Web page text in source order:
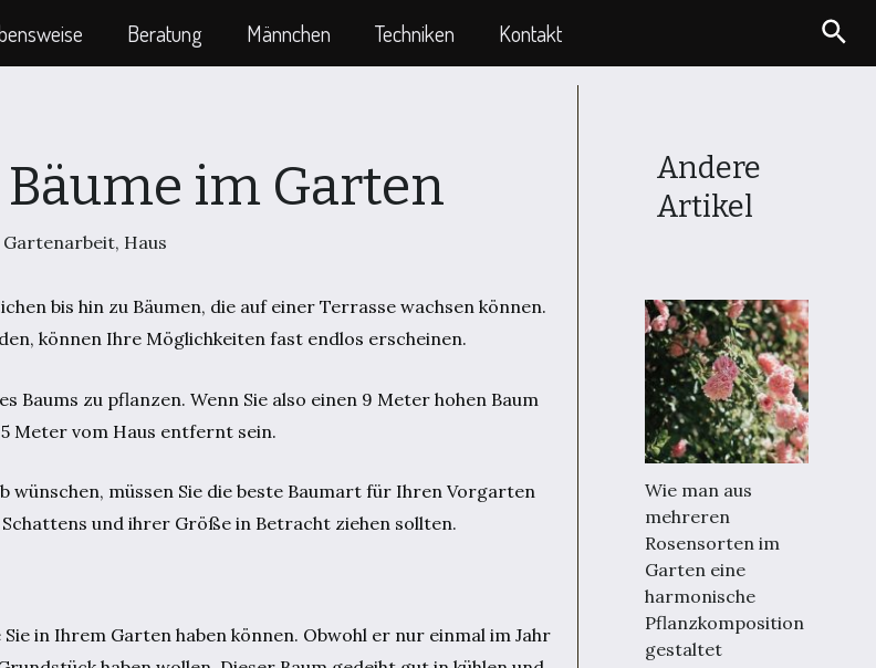
Beratung Männchen Techniken Kontakt
im Garten
Gartenarbeit, Haus
bis hin zu Bäumen, die auf einer Terrasse wachsen können.
können Ihre Möglichkeiten fast endlos erscheinen.
Baums zu pflanzen. Wenn Sie also einen 9 Meter hohen Baum
Meter vom Haus entfernt sein.
wünschen, müssen Sie die beste Baumart für Ihren Vorgarten
und ihrer Größe in Betracht ziehen sollten.
in Ihrem Garten haben können. Obwohl er nur einmal im Jahr
Andere
Artikel
Wie man aus
mehreren
Rosensorten im
Garten eine
harmonische
Pflanzkomposition
gestaltet